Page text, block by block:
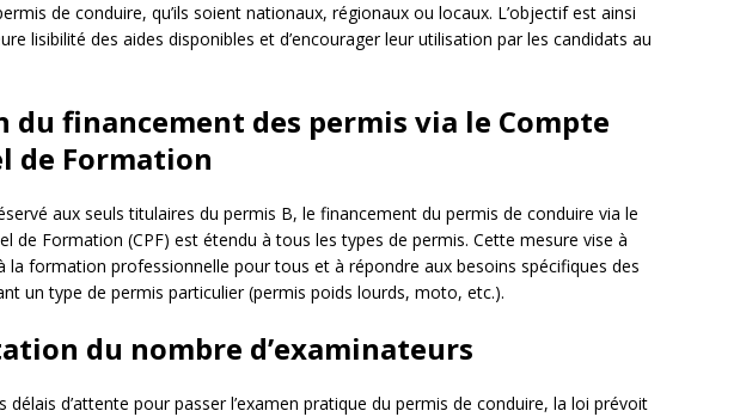
de conduire, qu’ils soient nationaux, régionaux ou locaux. L’objectif est ainsi
lisibilité des aides disponibles et d’encourager leur utilisation par les candidats au
du financement des permis via le Compte
de Formation
aux seuls titulaires du permis B, le financement du permis de conduire via le
de Formation (CPF) est étendu à tous les types de permis. Cette mesure vise à
la formation professionnelle pour tous et à répondre aux besoins spécifiques des
un type de permis particulier (permis poids lourds, moto, etc.).
du nombre d’examinateurs
délais d’attente pour passer l’examen pratique du permis de conduire, la loi prévoit